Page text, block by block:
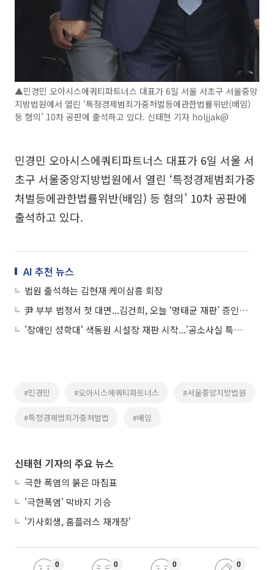
▲민경민 오아시스에쿼티파트너스 대표가 6일 서울 서초구 서울중앙
지방법원에서 열린 ‘특정경제범죄가중처벌등에관한법률위반(배임)
등 혐의’ 10차 공판에 출석하고 있다. 신태현 기자 holjjak@
민경민 오아시스에쿼티파트너스 대표가 6일 서울 서
초구 서울중앙지방법원에서 열린 ‘특정경제범죄가중
처벌등에관한법률위반(배임) 등 혐의’ 10차 공판에
출석하고 있다.
AI 추천 뉴스
법원 출석하는 김현재 케이삼흥 회장
尹 부부 법정서 첫 대면...김건희, 오늘 ‘명태균 재판’ 증인 출석
'장애인 성학대' 색동원 시설장 재판 시작...'공소사실 특정' 공방
#민경민 #오아시스에쿼티파트너스 #서울중앙지방법원
#특정경제범죄가중처벌법 #배임
신태현 기자의 주요 뉴스
극한 폭염의 붉은 마침표
'극한폭염' 막바지 기승
'기사회생, 홈플러스 재개장'
0 0 0 0